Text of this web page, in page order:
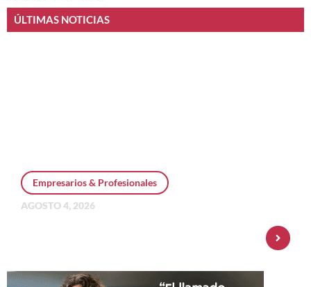
ÚLTIMAS NOTICIAS
Empresarios & Profesionales
AGOSTO 4, 2026